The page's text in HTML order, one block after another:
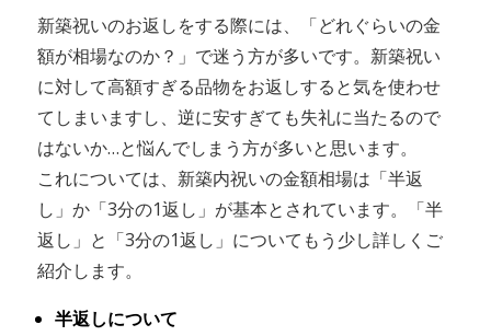
新築祝いのお返しをする際には、「どれぐらいの金
額が相場なのか？」で迷う方が多いです。新築祝い
に対して高額すぎる品物をお返しすると気を使わせ
てしまいますし、逆に安すぎても失礼に当たるので
はないか…と悩んでしまう方が多いと思います。
これについては、新築内祝いの金額相場は「半返
し」か「3分の1返し」が基本とされています。「半
返し」と「3分の1返し」についてもう少し詳しくご
紹介します。
半返しについて